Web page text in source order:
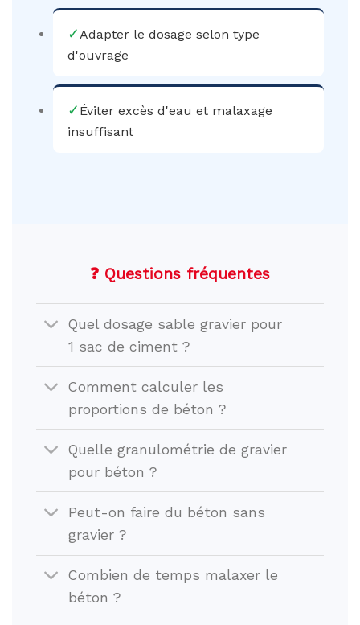
✓Adapter le dosage selon type
d'ouvrage
✓ Éviter excès d'eau et malaxage
insuffisant
❓ Questions fréquentes
Quel dosage sable gravier pour
1 sac de ciment ?
Comment calculer les
proportions de béton ?
Quelle granulométrie de gravier
pour béton ?
Peut-on faire du béton sans
gravier ?
Combien de temps malaxer le
béton ?